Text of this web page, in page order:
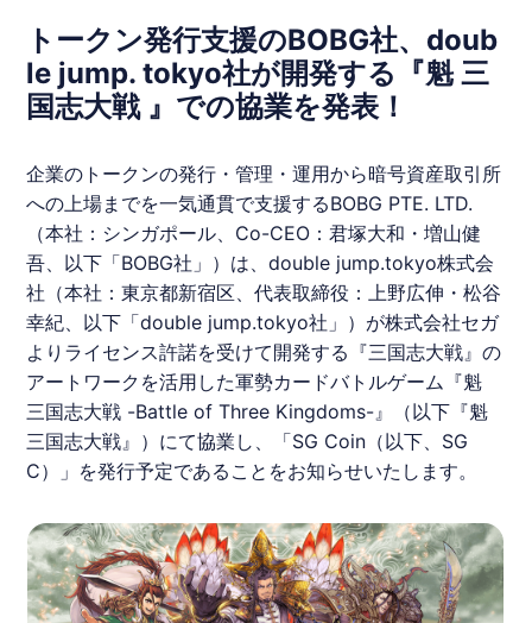
トークン発行支援のBOBG社、doub
le jump. tokyo社が開発する『魁 三
国志大戦 』での協業を発表！
企業のトークンの発行・管理・運用から暗号資産取引所
への上場までを一気通貫で支援するBOBG PTE. LTD.
（本社：シンガポール、Co-CEO：君塚大和・増山健
吾、以下「BOBG社」）は、double jump.tokyo株式会
社（本社：東京都新宿区、代表取締役：上野広伸・松谷
幸紀、以下「double jump.tokyo社」）が株式会社セガ
よりライセンス許諾を受けて開発する『三国志大戦』の
アートワークを活用した軍勢カードバトルゲーム『魁
三国志大戦 -Battle of Three Kingdoms-』（以下『魁
三国志大戦』）にて協業し、「SG Coin（以下、SG
C）」を発行予定であることをお知らせいたします。